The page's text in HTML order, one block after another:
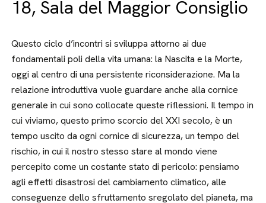
18, Sala del Maggior Consiglio
Questo ciclo d’incontri si sviluppa attorno ai due
fondamentali poli della vita umana: la Nascita e la Morte,
oggi al centro di una persistente riconsiderazione. Ma la
relazione introduttiva vuole guardare anche alla cornice
generale in cui sono collocate queste riflessioni. Il tempo in
cui viviamo, questo primo scorcio del XXI secolo, è un
tempo uscito da ogni cornice di sicurezza, un tempo del
rischio, in cui il nostro stesso stare al mondo viene
percepito come un costante stato di pericolo: pensiamo
agli effetti disastrosi del cambiamento climatico, alle
conseguenze dello sfruttamento sregolato del pianeta, ma